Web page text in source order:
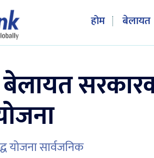
होम बेलायत
योजना सार्वजनिक